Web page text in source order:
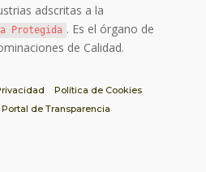
adscritas a la
Protegida . Es el órgano de
de Calidad.
Política de Cookies
Portal de Transparencia